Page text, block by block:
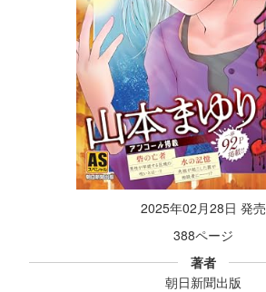
2025年02月28日 発売
388ページ
著者
朝日新聞出版